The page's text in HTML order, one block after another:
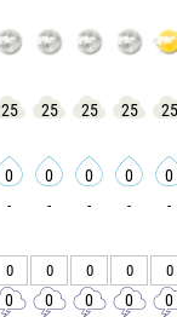
25 25 25 25 25
0 0 0 0 0
- - - - -
0 0 0 0 0
0 0 0 0 0